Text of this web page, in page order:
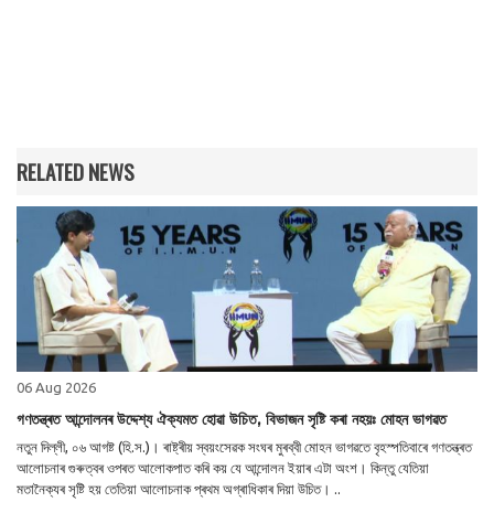
RELATED NEWS
06 Aug 2026
গণতন্ত্ৰত আন্দোলনৰ উদ্দেশ্য ঐক্যমত হোৱা উচিত, বিভাজন সৃষ্টি কৰা নহয়ঃ মোহন ভাগৱত
নতুন দিল্লী, ০৬ আগষ্ট (হি.স.)। ৰাষ্ট্ৰীয় স্বয়ংসেৱক সংঘৰ মুৰব্বী মোহন ভাগৱতে বৃহস্পতিবাৰে গণতন্ত্ৰত
আলোচনাৰ গুৰুত্বৰ ওপৰত আলোকপাত কৰি কয় যে আন্দোলন ইয়াৰ এটা অংশ। কিন্তু যেতিয়া
মতানৈক্যৰ সৃষ্টি হয় তেতিয়া আলোচনাক প্ৰথম অগ্ৰাধিকাৰ দিয়া উচিত। ..